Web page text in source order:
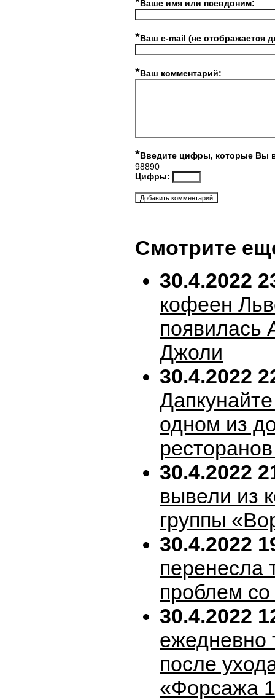
Ваше имя или псевдоним:
*Ваш e-mail (не отображается
*Ваш комментарий:
*Введите цифры, которые Вы
98890
Цифры:
Смотрите
30.4.2022
кофеен
появилась
Джоли
30.4.2022
одном из
30.4.2022
вывели из
группы
30.4.2022
перенесла
проблем
30.4.2022
ежедневно
после
«Форсажа